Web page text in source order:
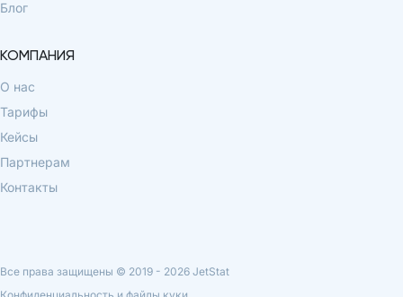
Блог
КОМПАНИЯ
О нас
Тарифы
Кейсы
Партнерам
Контакты
Все права защищены © 2019 - 2026 JetStat